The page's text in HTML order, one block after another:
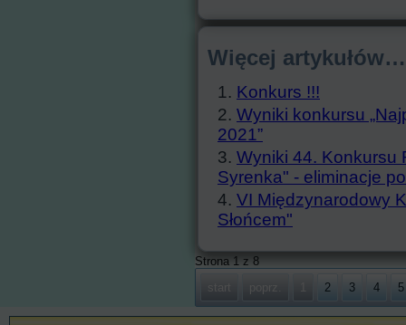
Więcej artykułów…
Konkurs !!!
Wyniki konkursu
2021”
Wyniki 44. Konkursu
Syrenka" - eliminacje
VI Międzynarodowy
Słońcem"
Strona 1 z 8
start
poprz. 2 3 4 5